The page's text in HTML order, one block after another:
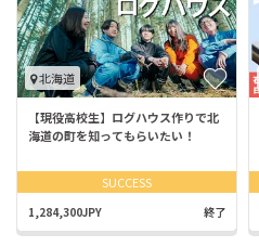
北海道
【現役高校生】ログハウス作りで北
海道の町を知ってもらいたい！
SUCCESS
1,284,300JPY 終了